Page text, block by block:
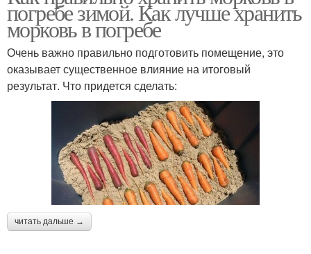
погребе зимой. Как лучше хранить
морковь в погребе
Очень важно правильно подготовить помещение, это
оказывает существенное влияние на итоговый
результат. Что придется сделать:
читать дальше →